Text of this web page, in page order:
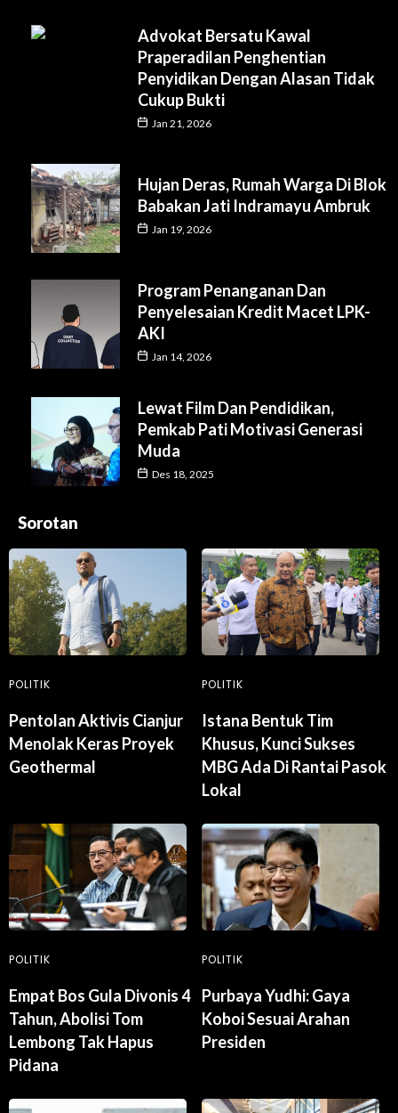
Advokat Bersatu Kawal
Praperadilan Penghentian
Penyidikan Dengan Alasan Tidak
Cukup Bukti
Jan 21, 2026
Hujan Deras, Rumah Warga Di Blok
Babakan Jati Indramayu Ambruk
Jan 19, 2026
Program Penanganan Dan
Penyelesaian Kredit Macet LPK-
AKI
Jan 14, 2026
Lewat Film Dan Pendidikan,
Pemkab Pati Motivasi Generasi
Muda
Des 18, 2025
Sorotan
POLITIK
Pentolan Aktivis Cianjur
Menolak Keras Proyek
Geothermal
POLITIK
Istana Bentuk Tim
Khusus, Kunci Sukses
MBG Ada Di Rantai Pasok
Lokal
POLITIK
Empat Bos Gula Divonis 4
Tahun, Abolisi Tom
Lembong Tak Hapus
Pidana
POLITIK
Purbaya Yudhi: Gaya
Koboi Sesuai Arahan
Presiden